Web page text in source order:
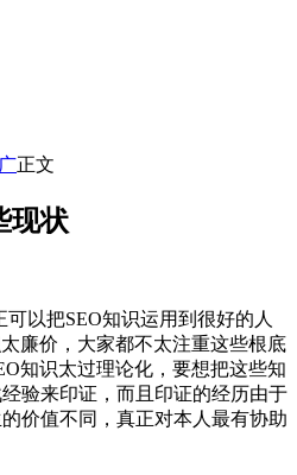
正文
现状
以把SEO知识运用到很好的人
廉价，大家都不太注重这些根底
知识太过理论化，要想把这些知
验来印证，而且印证的经历由于
价值不同，真正对本人最有协助